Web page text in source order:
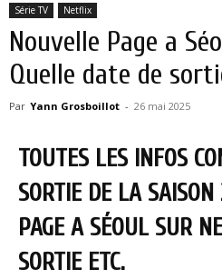
Série TV Netflix
Nouvelle Page a
Quelle date de
Par Yann Grosboillot - 26 mai 2025
TOUTES LES INFOS
SORTIE DE LA
PAGE A SÉOUL SUR
SORTIE ETC.